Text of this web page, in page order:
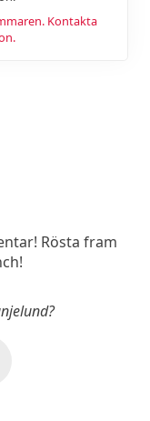
Kontakta
Rösta fram